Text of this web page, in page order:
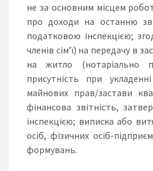
не за основним місцем
про доходи на останню
податковою інспекцією;
членів сім’ї) на передачу в
на житло (нотаріально
присутність при
майнових прав/застави
фінансова звітність,
інспекцією; виписка або
осіб, фізичних осіб-
формувань.